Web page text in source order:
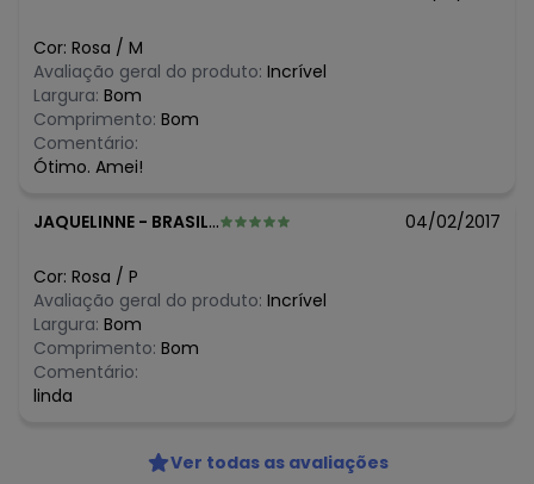
maio/2026
abril/2026
março/2026
fevereiro/2026
Cor: Rosa / M
Avaliação geral do produto: Incrível
Largura: Bom
Comprimento: Bom
Comentário:
Ótimo. Amei!
JAQUELINNE - BRASILIA - DF 04/02/2017
Cor: Rosa / P
Avaliação geral do produto: Incrível
Largura: Bom
Comprimento: Bom
Comentário:
linda
Ver todas as avaliações